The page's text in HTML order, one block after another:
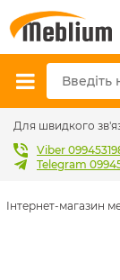
Для швидкого
Viber
Telegram
Інтернет-магазин